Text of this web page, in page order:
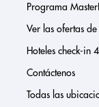
Programa
Ver las ofertas
Hoteles check-in
Contáctenos
Todas las